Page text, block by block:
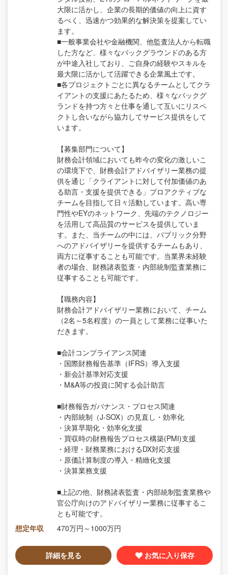
大限に活かし、企業の長期的価値の向上に資す
るべく、迅速かつ効果的な解決策を提案してい
ます。
■一般事業会社や金融機関、他監査法人から転職
した方など、様々なバックグラウンドのある方
が中途入社しており、ご自身の経験やスキルを
最大限に活かして活躍できる企業風土です。
■各プロジェクトごとに異なるチームとしてクラ
イアントの支援にあたるため、様々なバックグ
ランドを持つ方々と仕事を通して互いにリスペ
クトし合いながら協力してサービス提供をして
います。
【募集部門について】
財務会計領域においても昨今の変化の激しいこ
の環境下で、財務会計アドバイザリー業務の提
供を通じ「クライアントに対して付加価値のあ
る助言・支援を提供できる」プロアクティブな
チームを目指して日々活動しています。高い専
門性やEYのネットワーク、先端のテクノロジー
を活用して高品質のサービスを提供していま
す。また、当チームの中には、パブリック分野
へのアドバイザリーを提供するチームもあり、
両方に従事することも可能です。当業界未経験
者の場合、財務諸表監査・内部統制監査業務に
従事することも可能です。
【職務内容】
財務会計アドバイザリー業務において、チーム
（2名～5名程度）の一員として業務に従事いた
だきます。
■会計コンプライアンス関連
・国際財務報告基準（IFRS）導入支援
・新会計基準対応支援
・M&A等の投資に関する会計助言
■財務報告ガバナンス・プロセス関連
・内部統制（J-SOX）の見直し・効率化
・決算早期化・効率化支援
・買収時の財務報告プロセス構築(PMI)支援
・経理・財務業務におけるDX対応支援
・原価計算制度の導入・精緻化支援
・決算業務支援
■上記の他、財務諸表監査・内部統制監査業務や
官公庁向けのアドバイザリー業務に従事するこ
とも可能です。
想定年収
470万円～1000万円
詳細を見る お気に入り保存